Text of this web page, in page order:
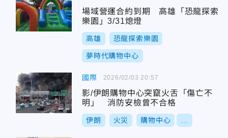
場域營運合約到期 高雄「恐龍探索
樂園」3/31熄燈
高雄 恐龍探索樂園
夢時代購物中心
國際
影/伊朗購物中心突竄火舌「傷亡不
明」 消防安檢曾不合格
伊朗 火災 購物中心
2026/02/03 20:57